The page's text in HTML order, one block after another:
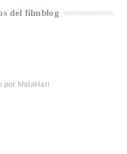
del filmblog
por MataHari